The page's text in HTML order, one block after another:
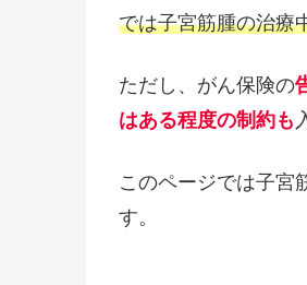
では子宮筋腫の治療
ただし、がん保険の
はある程度の制約も
このページでは子宮
す。